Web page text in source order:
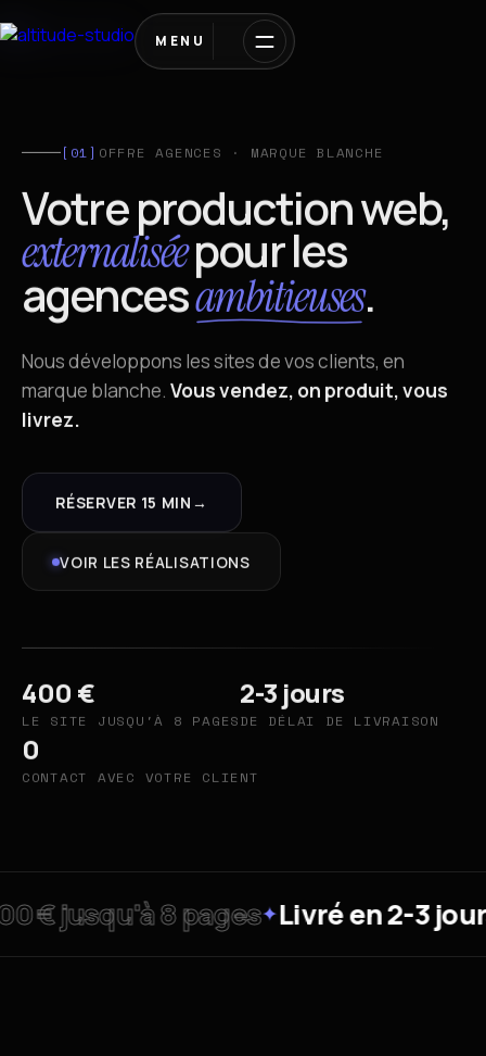
MENU
[01] OFFRE AGENCES · MARQUE BLANCHE
Votre production web,
externaliséepour les
agencesambitieuses.
Nous développons les sites de vos clients, en
marque blanche. Vous vendez, on produit, vous
livrez.
RÉSERVER 15 MIN →
VOIR LES RÉALISATIONS
400 €
LE SITE JUSQU'À 8 PAGES
2-3 jours
DE DÉLAI DE LIVRAISON
0
CONTACT AVEC VOTRE CLIENT
€ jusqu'à 8 pages✦Livré en 2-3 jours